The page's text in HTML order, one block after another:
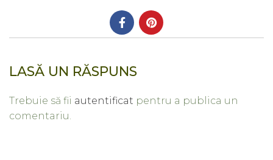
LASĂ UN RĂSPUNS
Trebuie să fii autentificat pentru a publica un
comentariu.